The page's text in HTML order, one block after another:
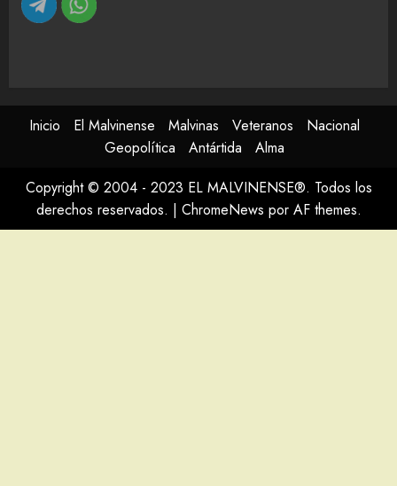
Inicio El Malvinense Malvinas Veteranos
Nacional
Geopolítica
Antártida
Alma
Copyright © 2004 - 2023 EL MALVINENSE®. Todos los
derechos reservados. | ChromeNews por AF themes.